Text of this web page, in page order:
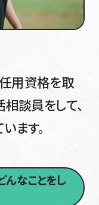
用資格を取
談員をして、
ます。
んなことをし